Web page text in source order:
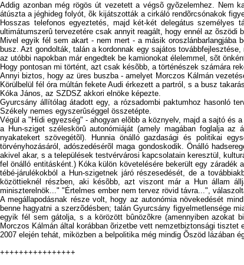
Addig azonban még rögös út vezetett a végsõ gyõzelemhez. Nem
átúszta a jéghideg folyót, õk kijátszották a cirkáló rendõrcsónakok
Hosszas telefonos egyeztetés, majd két-két delegátus személyes
ultimátumszerû tervezetére csak annyit reagált, hogy ennél az
Mivel egyik fél sem akart - nem mert - a másik
busz. Azt gondolták, talán a kordonnak egy sajátos
az utóbbi napokban már engedtek be kamionokat élelemmel, sõt
Hogy pontosan mi történt, azt csak késõbb, a történészek számára
Annyi biztos, hogy az üres buszba - amelyet Morczos Kálmán
Körülbelül fél óra múltán fekete Audi érkezett a partról, s a busz
Kóka János, az SZDSZ akkori elnöke képezte.
Gyurcsány állítólag átadott egy, a rózsadombi paktumhoz hasonló
Székely nemes egyszerûséggel összetépte.
Végül a "Hídi egyezség" - ahogyan elõbb a köznyelv, majd a sajtó és
a Hun-sziget széleskörû autonómiáját (amely magában foglalja
nyakatekert szövegétõl). Hunnia önálló gazdasági és politikai
törvényhozásáról, adószedésérõl maga gondoskodik. Önálló
akivel akar, s a települések testvérvárosi kapcsolatain keresztül,
fel önálló entitásként.) Kóka külön követelésére bekerült egy záradék
tébé-járulékokból a Hun-szigetnek járó részesedését, de a
közöttieknél részben, aki késõbb, azt viszont már a Hun állam
miniszterelnök..." "Értelmes ember nem tervez rövid távra...",
A megállapodásnak része volt, hogy az autonómia növekedését
benne hagyatni a szerzõdésben; talán Gyurcsány figyelmetlensége
egyik fél sem gátolja, s a körözött bûnözõkre (amennyiben azokat
Morczos Kálmán által korábban õrizetbe vett nemzetbiztonsági tisztet
2007 elején tehát, miközben a belpolitika még mindig Õszöd lázában
++++++++++++++++